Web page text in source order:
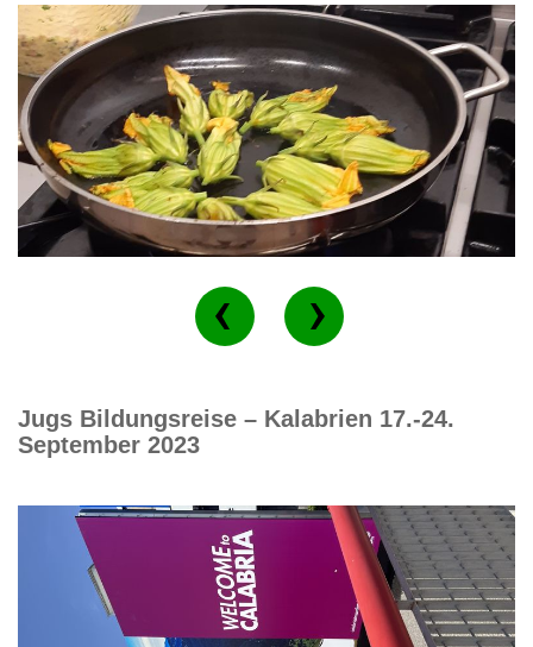
Jugs Bildungsreise – Kalabrien 17.-24.
September 2023